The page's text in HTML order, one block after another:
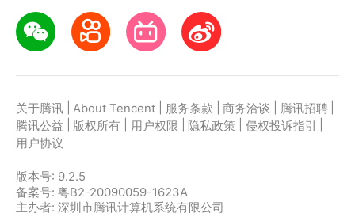
关于腾讯 About Tencent 服务条款 商务洽谈 腾讯招聘
腾讯公益
版权所有 用户权限 隐私政策 侵权投诉指引
用户协议
版本号: 9.2.5
备案号: 粤B2-20090059-1623A
主办者: 深圳市腾讯计算机系统有限公司